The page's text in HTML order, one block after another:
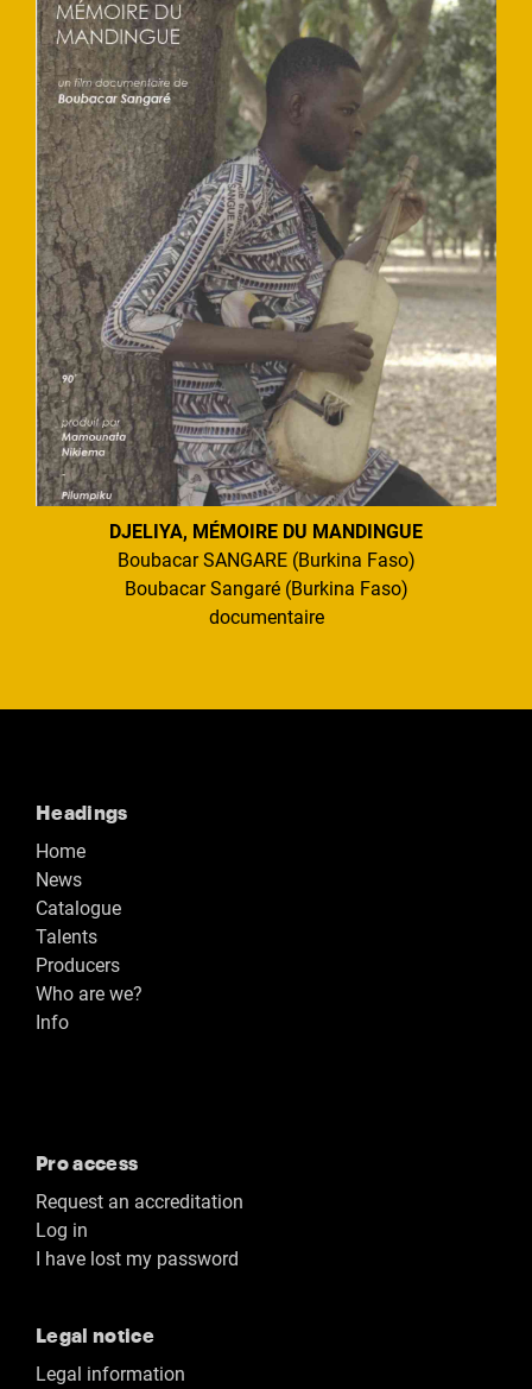
DJELIYA, MÉMOIRE DU MANDINGUE
Boubacar SANGARE (Burkina Faso)
Boubacar Sangaré (Burkina Faso)
documentaire
Headings
Home
News
Catalogue
Talents
Producers
Who are we?
Info
Pro access
Request an accreditation
Log in
I have lost my password
Legal notice
Legal information